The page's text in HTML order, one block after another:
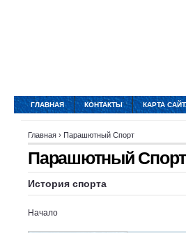
ГЛАВНАЯ КОНТАКТЫ КАРТА
Главная › Парашютный Спорт
Парашютный
История спорта
Начало